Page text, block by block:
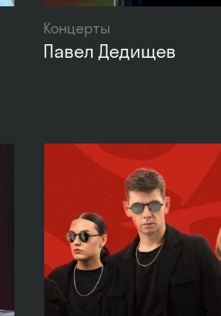
Концерты
Павел Дедищев